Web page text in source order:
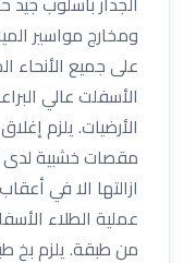
ومخارج مواسير
على جميع الأنحاء
الأسفلت عالي
الأرضيات. يلزم
مقصات خشبية لدى
ازالتها الا في
عملية الطلاء
من طبقة. يلزم بخ